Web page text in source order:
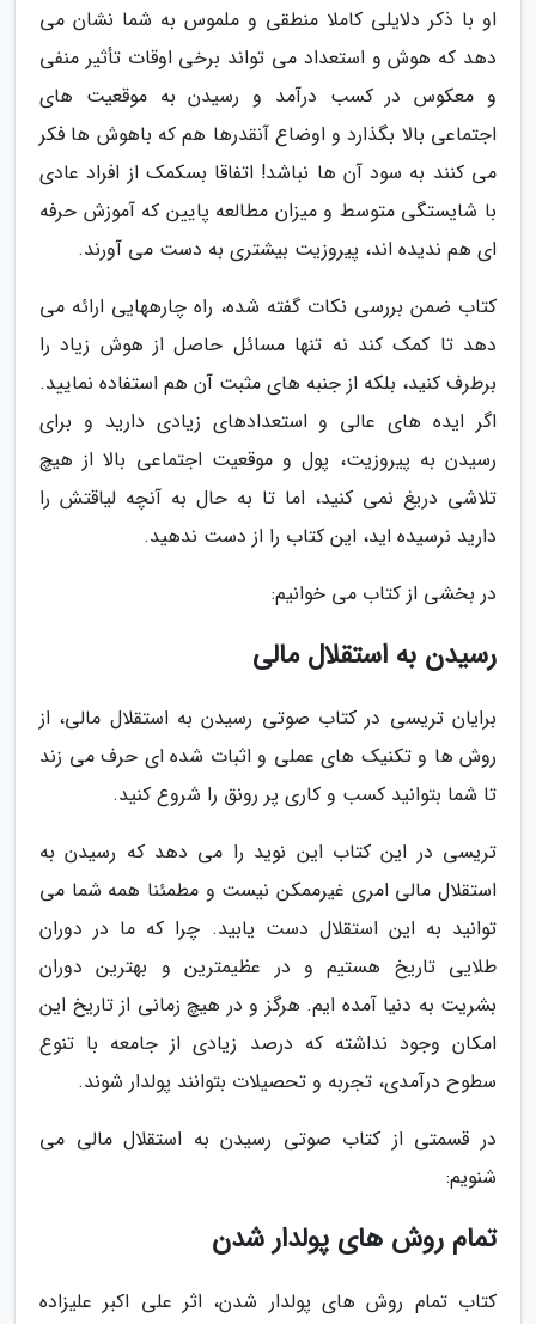
او با ذکر دلایلی کاملا منطقی و ملموس به شما نشان می
دهد که هوش و استعداد می تواند برخی اوقات تأثیر منفی
و معکوس در کسب درآمد و رسیدن به موقعیت های
اجتماعی بالا بگذارد و اوضاع آنقدرها هم که باهوش ها فکر
می کنند به سود آن ها نباشد! اتفاقا بسکمک از افراد عادی
با شایستگی متوسط و میزان مطالعه پایین که آموزش حرفه
ای هم ندیده اند، پیروزیت بیشتری به دست می آورند.
کتاب ضمن بررسی نکات گفته شده، راه چارههایی ارائه می
دهد تا کمک کند نه تنها مسائل حاصل از هوش زیاد را
برطرف کنید، بلکه از جنبه های مثبت آن هم استفاده نمایید.
اگر ایده های عالی و استعدادهای زیادی دارید و برای
رسیدن به پیروزیت، پول و موقعیت اجتماعی بالا از هیچ
تلاشی دریغ نمی کنید، اما تا به حال به آنچه لیاقتش را
دارید نرسیده اید، این کتاب را از دست ندهید.
در بخشی از کتاب می خوانیم:
رسیدن به استقلال مالی
برایان تریسی در کتاب صوتی رسیدن به استقلال مالی، از
روش ها و تکنیک های عملی و اثبات شده ای حرف می زند
تا شما بتوانید کسب و کاری پر رونق را شروع کنید.
تریسی در این کتاب این نوید را می دهد که رسیدن به
استقلال مالی امری غیرممکن نیست و مطمئنا همه شما می
توانید به این استقلال دست یابید. چرا که ما در دوران
طلایی تاریخ هستیم و در عظیمترین و بهترین دوران
بشریت به دنیا آمده ایم. هرگز و در هیچ زمانی از تاریخ این
امکان وجود نداشته که درصد زیادی از جامعه با تنوع
سطوح درآمدی، تجربه و تحصیلات بتوانند پولدار شوند.
در قسمتی از کتاب صوتی رسیدن به استقلال مالی می
شنویم:
تمام روش های پولدار شدن
کتاب تمام روش های پولدار شدن، اثر علی اکبر علیزاده